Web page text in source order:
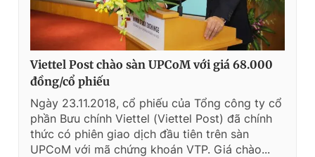
Viettel Post chào sàn UPCoM với giá 68.000
đồng/cổ phiếu
Ngày 23.11.2018, cổ phiếu của Tổng công ty cổ
phần Bưu chính Viettel (Viettel Post) đã chính
thức có phiên giao dịch đầu tiên trên sàn
UPCoM với mã chứng khoán VTP. Giá chào...